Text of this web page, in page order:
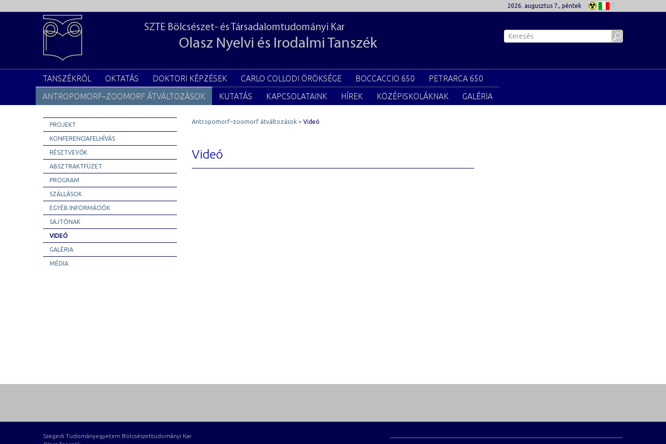
2026. augusztus 7., péntek IT
SZTE Bölcsészet- és Társadalomtudományi Kar
Olasz Nyelvi és Irodalmi Tanszék
TANSZÉKRŐL OKTATÁS DOKTORI KÉPZÉSEK CARLO COLLODI ÖRÖKSÉGE BOCCACCIO 650
PETRARCA 650
ANTROPOMORF–ZOOMORF ÁTVÁLTOZÁSOK
KUTATÁS KAPCSOLATAINK HÍREK KÖZÉPISKOLÁKNAK GALÉRIA
PROJEKT
KONFERENCIAFELHÍVÁS
RÉSZTVEVŐK
ABSZTRAKTFÜZET
PROGRAM
SZÁLLÁSOK
EGYÉB INFORMÁCIÓK
SAJTÓNAK
VIDEÓ
GALÉRIA
MÉDIA
Antropomorf–zoomorf átváltozások Videó
Videó
Szegedi Tudományegyetem Bölcsészettudományi Kar